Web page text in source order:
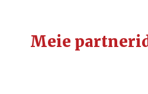
Meie